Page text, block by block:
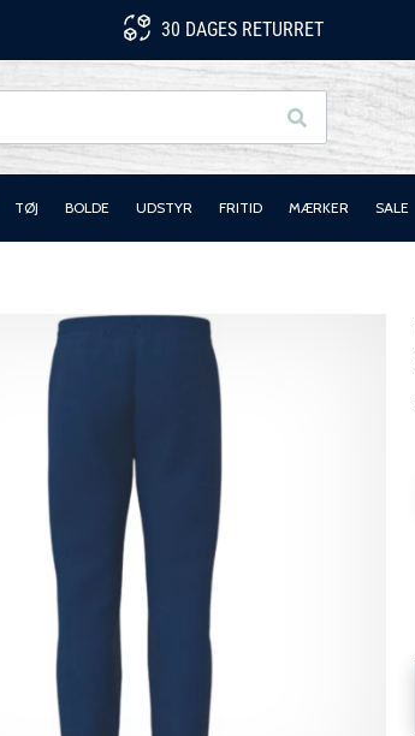
30 DAGES RETURRET
TØJ BOLDE UDSTYR FRITID MÆRKER SALE